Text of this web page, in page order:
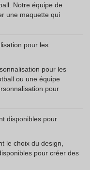
Notre équipe de
une maquette qui
pour les
pour les
ou une équipe
pour
disponibles pour
le choix du design,
pour créer des